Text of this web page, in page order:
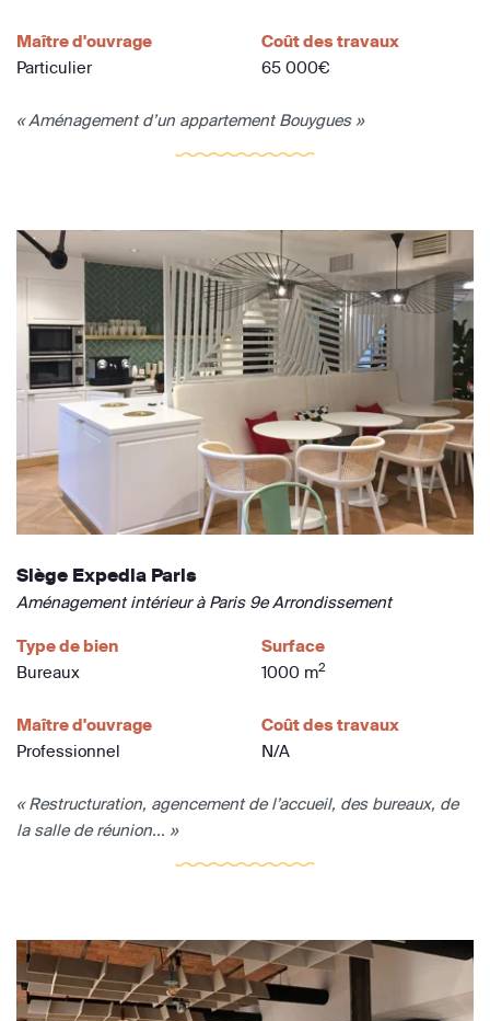
Maître d'ouvrage
Particulier
Coût des travaux
65 000€
« Aménagement d’un appartement Bouygues »
Siège Expedia Paris
Aménagement intérieur à Paris 9e Arrondissement
Type de bien
Bureaux
Surface
1000 m2
Maître d'ouvrage
Professionnel
Coût des travaux
N/A
« Restructuration, agencement de l’accueil, des bureaux, de
la salle de réunion... »